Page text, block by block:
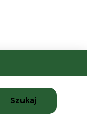
Szukaj